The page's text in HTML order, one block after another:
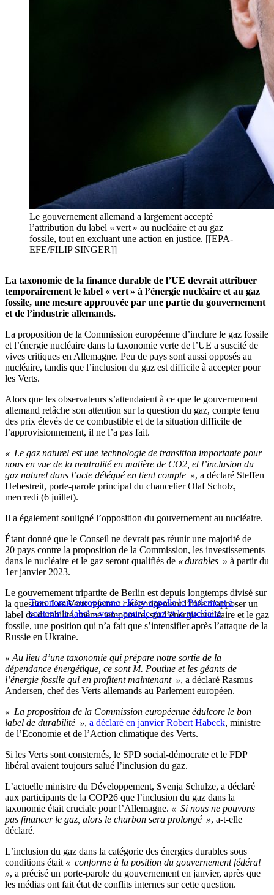
Le gouvernement allemand a largement accepté
l’attribution du label « vert » au nucléaire et au gaz
fossile, tout en excluant une action en justice. [[EPA-
EFE/FILIP SINGER]]
La taxonomie de la finance durable de l’UE devrait attribuer
temporairement le label « vert » à l’énergie nucléaire et au gaz
fossile, une mesure approuvée par une partie du gouvernement
et de l’industrie allemands.
La proposition de la Commission européenne d’inclure le gaz fossile
et l’énergie nucléaire dans la taxonomie verte de l’UE a suscité de
vives critiques en Allemagne. Peu de pays sont aussi opposés au
nucléaire, tandis que l’inclusion du gaz est difficile à accepter pour
les Verts.
Alors que les observateurs s’attendaient à ce que le gouvernement
allemand relâche son attention sur la question du gaz, compte tenu
des prix élevés de ce combustible et de la situation difficile de
l’approvisionnement, il ne l’a pas fait.
« Le gaz naturel est une technologie de transition importante pour
nous en vue de la neutralité en matière de CO2, et l’inclusion du
gaz naturel dans l’acte délégué en tient compte », a déclaré Steffen
Hebestreit, porte-parole principal du chancelier Olaf Scholz,
mercredi (6 juillet).
Il a également souligné l’opposition du gouvernement au nucléaire.
Étant donné que le Conseil ne devrait pas réunir une majorité de
20 pays contre la proposition de la Commission, les investissements
dans le nucléaire et le gaz seront qualifiés de « durables » à partir du
1er janvier 2023.
Taxonomie européenne : Kiev appelle le Parlement à
soutenir le label « vert » pour le gaz et le nucléaire
Le gouvernement tripartite de Berlin est depuis longtemps divisé sur
la question. Les Verts rejettent catégoriqement l’idée d’apposer un
label de durabilité, même temporaire, sur l’énergie nucléaire et le gaz
fossile, une position qui n’a fait que s’intensifier après l’attaque de la
Russie en Ukraine.
« Au lieu d’une taxonomie qui prépare notre sortie de la
dépendance énergétique, ce sont M. Poutine et les géants de
l’énergie fossile qui en profitent maintenant », a déclaré Rasmus
Andersen, chef des Verts allemands au Parlement européen.
« La proposition de la Commission européenne édulcore le bon
label de durabilité », a déclaré en janvier Robert Habeck, ministre
de l’Economie et de l’Action climatique des Verts.
Si les Verts sont consternés, le SPD social-démocrate et le FDP
libéral avaient toujours salué l’inclusion du gaz.
L’actuelle ministre du Développement, Svenja Schulze, a déclaré
aux participants de la COP26 que l’inclusion du gaz dans la
taxonomie était cruciale pour l’Allemagne. « Si nous ne pouvons
pas financer le gaz, alors le charbon sera prolongé », a-t-elle
déclaré.
L’inclusion du gaz dans la catégorie des énergies durables sous
conditions était « conforme à la position du gouvernement fédéral
», a précisé un porte-parole du gouvernement en janvier, après que
les médias ont fait état de conflits internes sur cette question.